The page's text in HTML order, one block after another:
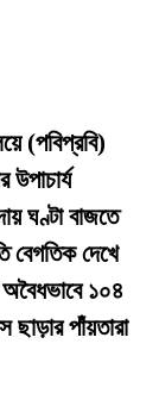
(পবিপ্রবি)
উপাচার্য
ঘণ্টা বাজতে
বেগতিক দেখে
১০৪
পাঁয়তারা